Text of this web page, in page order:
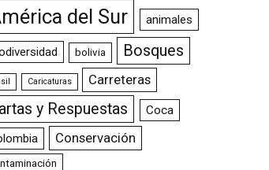
del Sur animales
bolivia Bosques
Caricaturas Carreteras
y Respuestas
Coca
Conservación